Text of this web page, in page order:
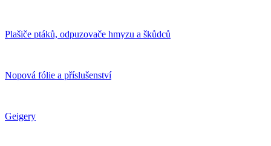
Plašiče ptáků, odpuzovače hmyzu a škůdců
Nopová fólie a příslušenství
Geigery